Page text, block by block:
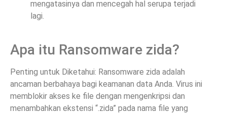
mengatasinya dan mencegah hal serupa terjadi
lagi.
Apa itu Ransomware zida?
Penting untuk Diketahui: Ransomware zida adalah
ancaman berbahaya bagi keamanan data Anda. Virus ini
memblokir akses ke file dengan mengenkripsi dan
menambahkan ekstensi “.zida” pada nama file yang